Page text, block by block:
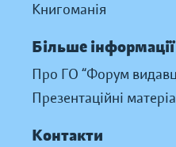
Книгоманія
Більше інформації
Про ГО “Форум
Презентаційні
Контакти